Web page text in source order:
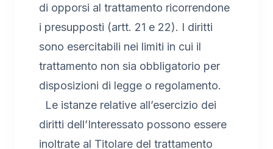
di opporsi al trattamento ricorrendone
i presupposti (artt. 21 e 22). I diritti
sono esercitabili nei limiti in cui il
trattamento non sia obbligatorio per
disposizioni di legge o regolamento.
Le istanze relative all’esercizio dei
diritti dell’Interessato possono essere
inoltrate al Titolare del trattamento